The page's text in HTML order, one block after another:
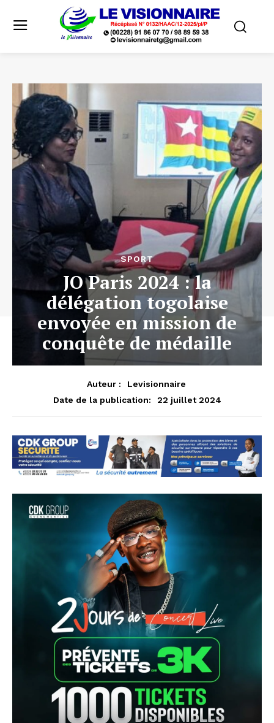
SPORT
JO Paris 2024 : la
délégation togolaise
envoyée en mission de
conquête de médaille
Auteur :
Levisionnaire
Date de la publication:
22 juillet 2024